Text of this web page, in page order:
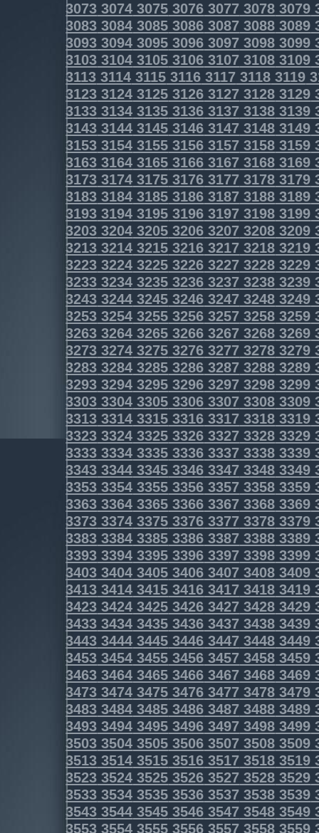
3073 3074 3075 3076 3077 3078 3079
3083 3084 3085 3086 3087 3088 3089
3093 3094 3095 3096 3097 3098 3099
3103 3104 3105 3106 3107 3108 3109
3113 3114 3115 3116 3117 3118 3119
3123 3124 3125 3126 3127 3128 3129
3133 3134 3135 3136 3137 3138 3139
3143 3144 3145 3146 3147 3148 3149
3153 3154 3155 3156 3157 3158 3159
3163 3164 3165 3166 3167 3168 3169
3173 3174 3175 3176 3177 3178 3179
3183 3184 3185 3186 3187 3188 3189
3193 3194 3195 3196 3197 3198 3199
3203 3204 3205 3206 3207 3208 3209
3213 3214 3215 3216 3217 3218 3219
3223 3224 3225 3226 3227 3228 3229
3233 3234 3235 3236 3237 3238 3239
3243 3244 3245 3246 3247 3248 3249
3253 3254 3255 3256 3257 3258 3259
3263 3264 3265 3266 3267 3268 3269
3273 3274 3275 3276 3277 3278 3279
3283 3284 3285 3286 3287 3288 3289
3293 3294 3295 3296 3297 3298 3299
3303 3304 3305 3306 3307 3308 3309
3313 3314 3315 3316 3317 3318 3319
3323 3324 3325 3326 3327 3328 3329
3333 3334 3335 3336 3337 3338 3339
3343 3344 3345 3346 3347 3348 3349
3353 3354 3355 3356 3357 3358 3359
3363 3364 3365 3366 3367 3368 3369
3373 3374 3375 3376 3377 3378 3379
3383 3384 3385 3386 3387 3388 3389
3393 3394 3395 3396 3397 3398 3399
3403 3404 3405 3406 3407 3408 3409
3413 3414 3415 3416 3417 3418 3419
3423 3424 3425 3426 3427 3428 3429
3433 3434 3435 3436 3437 3438 3439
3443 3444 3445 3446 3447 3448 3449
3453 3454 3455 3456 3457 3458 3459
3463 3464 3465 3466 3467 3468 3469
3473 3474 3475 3476 3477 3478 3479
3483 3484 3485 3486 3487 3488 3489
3493 3494 3495 3496 3497 3498 3499
3503 3504 3505 3506 3507 3508 3509
3513 3514 3515 3516 3517 3518 3519
3523 3524 3525 3526 3527 3528 3529
3533 3534 3535 3536 3537 3538 3539
3543 3544 3545 3546 3547 3548 3549
3553 3554 3555 3556 3557 3558 3559